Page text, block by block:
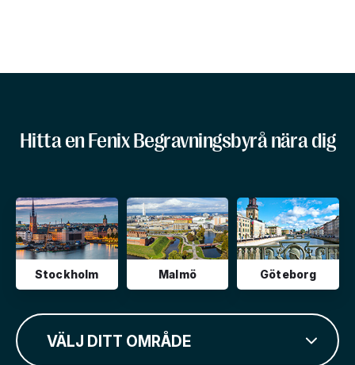
Hitta en Fenix Begravningsbyrå nära dig
Stockholm Malmö Göteborg
VÄLJ DITT OMRÅDE